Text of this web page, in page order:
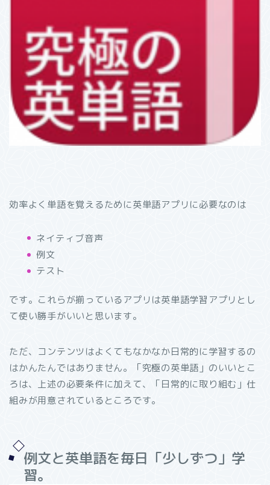
効率よく単語を覚えるために英単語アプリに必要なのは
ネイティブ音声
例文
テスト
です。これらが揃っているアプリは英単語学習アプリとし
て使い勝手がいいと思います。
ただ、コンテンツはよくてもなかなか日常的に学習するの
はかんたんではありません。「究極の英単語」のいいとこ
ろは、上述の必要条件に加えて、「日常的に取り組む」仕
組みが用意されているところです。
例文と英単語を毎日「少しずつ」学
習。